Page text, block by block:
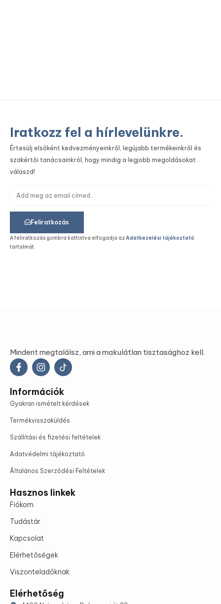
Iratkozz fel a hírlevelünkre.
Értesülj elsőként kedvezményeinkről, legújabb termékeinkről és
szakértői tanácsainkról, hogy mindig a legjobb megoldásokat
válaszd!
Feliratkozás
A feliratkozás gombra kattintva elfogadja azAdatkezelési tájékoztató
tartalmát.
Mindent megtalálsz, ami a makulátlan tisztasághoz kell.
Információk
Gyakran ismételt kérdések
Termékvisszaküldés
Szállítási és fizetési feltételek
Adatvédelmi tájékoztató
Általános Szerződési Feltételek
Hasznos linkek
Fiókom
Tudástár
Kapcsolat
Elérhetőségek
Viszonteladóknak
Elérhetőség